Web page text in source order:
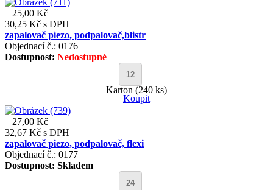
25,00 Kč
30,25 Kč s DPH
zapalovač piezo, podpalovač,blistr
Objednací č.: 0176
Dostupnost: Nedostupné
Karton (240 ks)
Koupit
27,00 Kč
32,67 Kč s DPH
zapalovač piezo, podpalovač, flexi
Objednací č.: 0177
Dostupnost: Skladem